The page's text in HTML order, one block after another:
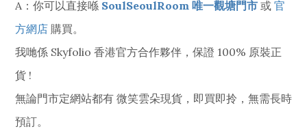
A：你可以直接喺 SoulSeoulRoom 唯一觀塘門市 或 官
方網店 購買。
我哋係 Skyfolio 香港官方合作夥伴，保證 100% 原裝正
貨 !
無論門市定網站都有 微笑雲朵現貨，即買即拎，無需長時
預訂。